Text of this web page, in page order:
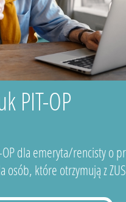
PIT-OP
OP dla emeryta/rencisty o
osób, które otrzymują z